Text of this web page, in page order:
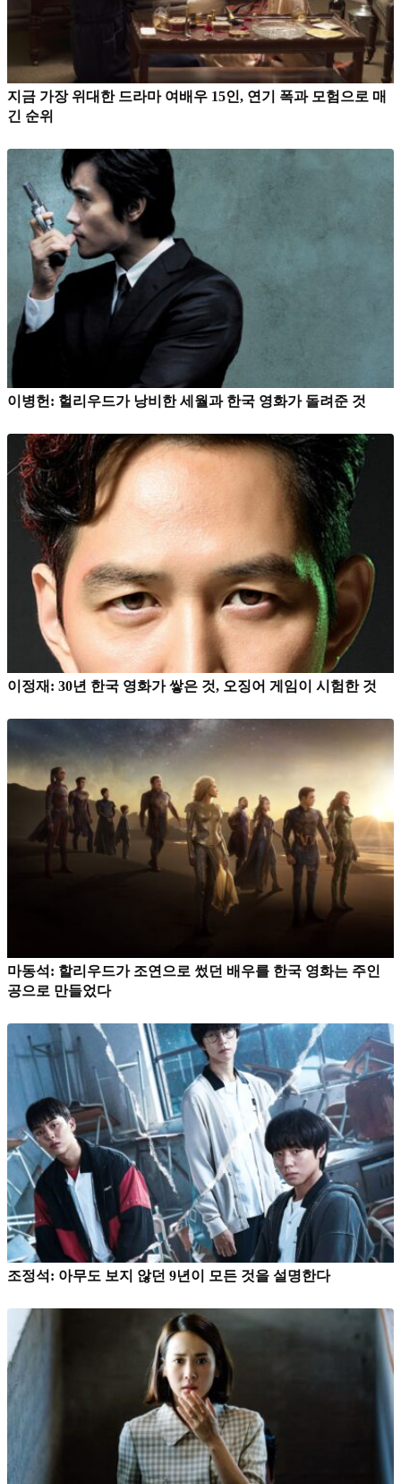
지금 가장 위대한 드라마 여배우 15인, 연기 폭과 모험으로 매
긴 순위
이병헌: 헐리우드가 낭비한 세월과 한국 영화가 돌려준 것
이정재: 30년 한국 영화가 쌓은 것, 오징어 게임이 시험한 것
마동석: 할리우드가 조연으로 썼던 배우를 한국 영화는 주인
공으로 만들었다
조정석: 아무도 보지 않던 9년이 모든 것을 설명한다